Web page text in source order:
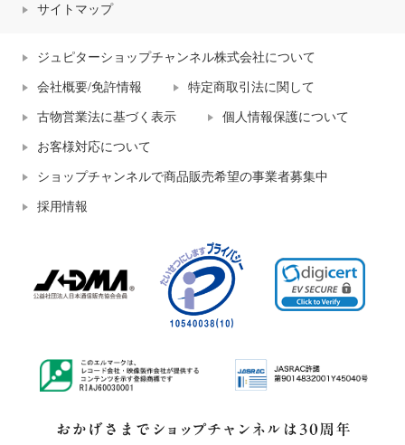
サイトマップ
ジュピターショップチャンネル株式会社について
会社概要/免許情報 特定商取引法に関して
古物営業法に基づく表示 個人情報保護について
お客様対応について
ショップチャンネルで商品販売希望の事業者募集中
採用情報